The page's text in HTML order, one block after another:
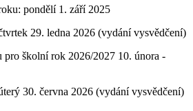
pondělí 1. září 2025
29. ledna 2026 (vydání vysvědčení)
pro školní rok 2026/2027 10. února -
30. června 2026 (vydání vysvědčení)